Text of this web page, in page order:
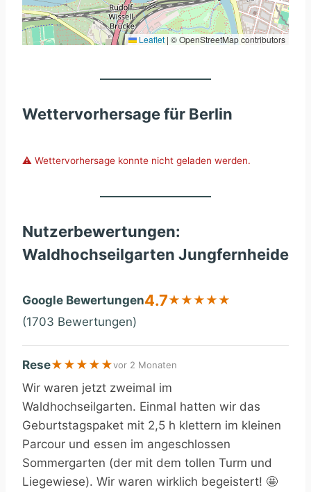
Leaflet | © OpenStreetMap contributors
Wettervorhersage für Berlin
⚠️ Wettervorhersage konnte nicht geladen werden.
Nutzerbewertungen:
Waldhochseilgarten Jungfernheide
Google Bewertungen4.7★ ★ ★ ★ ★
(1703 Bewertungen)
Rese★ ★ ★ ★ ★vor 2 Monaten
Wir waren jetzt zweimal im
Waldhochseilgarten. Einmal hatten wir das
Geburtstagspaket mit 2,5 h klettern im kleinen
Parcour und essen im angeschlossen
Sommergarten (der mit dem tollen Turm und
Liegewiese). Wir waren wirklich begeistert! 🤩